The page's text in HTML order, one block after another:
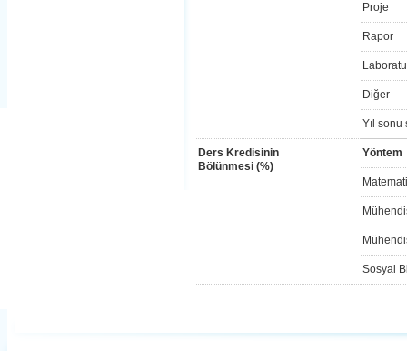
Proje
Rapor
Diğer
Yıl sonu
Ders Kredisinin
Bölünmesi (%)
Yöntem
Sosyal